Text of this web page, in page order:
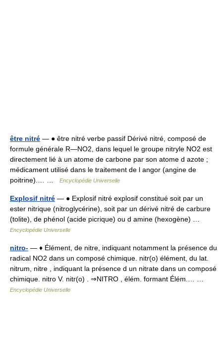
être nitré — ● être nitré verbe passif Dérivé nitré, composé de
formule générale R―NO2, dans lequel le groupe nitryle NO2 est
directement lié à un atome de carbone par son atome d azote ;
médicament utilisé dans le traitement de l angor (angine de
poitrine).… …
Encyclopédie Universelle
Explosif nitré — ● Explosif nitré explosif constitué soit par un
ester nitrique (nitroglycérine), soit par un dérivé nitré de carbure
(tolite), de phénol (acide picrique) ou d amine (hexogène) …
Encyclopédie Universelle
nitro- — ♦ Élément, de nitre, indiquant notamment la présence du
radical NO2 dans un composé chimique. nitr(o) élément, du lat.
nitrum, nitre , indiquant la présence d un nitrate dans un composé
chimique. nitro V. nitr(o) . ⇒NITRO , élém. formant Élém.… …
Encyclopédie Universelle